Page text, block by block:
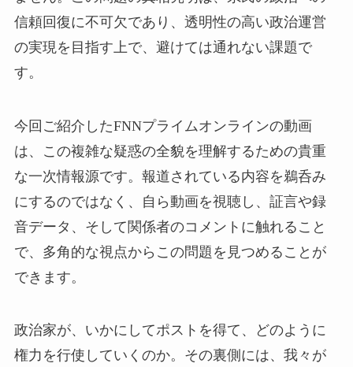
信頼回復に不可欠であり、透明性の高い政治運営
の実現を目指す上で、避けては通れない課題で
す。
今回ご紹介したFNNプライムオンラインの動画
は、この複雑な疑惑の全貌を理解するための貴重
な一次情報源です。報道されている内容を鵜呑み
にするのではなく、自ら動画を視聴し、証言や録
音データ、そして関係者のコメントに触れること
で、多角的な視点からこの問題を見つめることが
できます。
政治家が、いかにしてポストを得て、どのように
権力を行使していくのか。その裏側には、我々が